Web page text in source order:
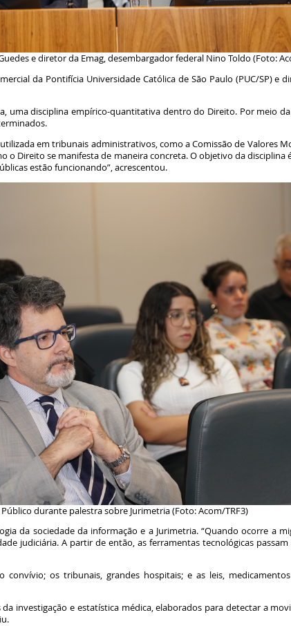
e diretor da Emag, desembargador federal Nino Toldo (Foto:
da Pontifícia Universidade Católica de São Paulo (PUC/SP) e
uma disciplina empírico-quantitativa dentro do Direito. Por meio da
em tribunais administrativos, como a Comissão de Valores
o Direito se manifesta de maneira concreta. O objetivo da
estão funcionando”, acrescentou.
Público durante palestra sobre Jurimetria (Foto: Acom/TRF3)
da sociedade da informação e a Jurimetria. “Quando ocorre a
judiciária. A partir de então, as ferramentas tecnológicas
os tribunais, grandes hospitais; e as leis,
investigação e estatística médica, elaborados para detectar a